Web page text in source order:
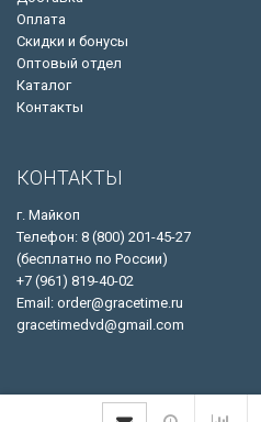
Оплата
Скидки и бонусы
Оптовый отдел
Каталог
Контакты
КОНТАКТЫ
г. Майкоп
Телефон: 8 (800) 201-45-27
(бесплатно по России)
+7 (961) 819-40-02
Email: order@gracetime.ru
gracetimedvd@gmail.com